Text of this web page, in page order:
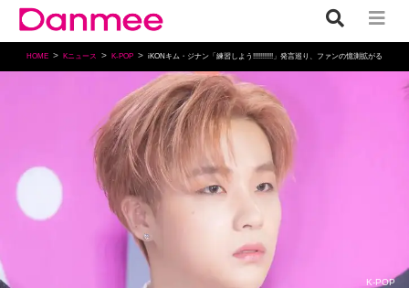
HOME Kニュース K-POP iKONキム・ジナン「練習しよう!!!!!!!!!!!」発言巡り、ファンの憶測拡がる
K-POP